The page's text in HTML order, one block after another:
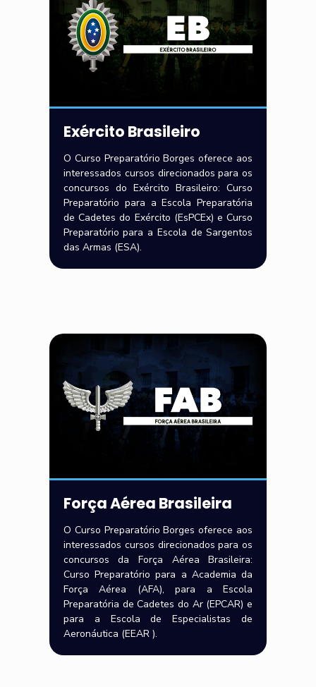
Exército Brasileiro
O Curso Preparatório Borges oferece aos
interessados cursos direcionados para os
concursos do Exército Brasileiro: Curso
Preparatório para a Escola Preparatória
de Cadetes do Exército (EsPCEx) e Curso
Preparatório para a Escola de Sargentos
das Armas (ESA).
Força Aérea Brasileira
O Curso Preparatório Borges oferece aos
interessados cursos direcionados para os
concursos da Força Aérea Brasileira:
Curso Preparatório para a Academia da
Força Aérea (AFA), para a Escola
Preparatória de Cadetes do Ar (EPCAR) e
para a Escola de Especialistas de
Aeronáutica (EEAR ).